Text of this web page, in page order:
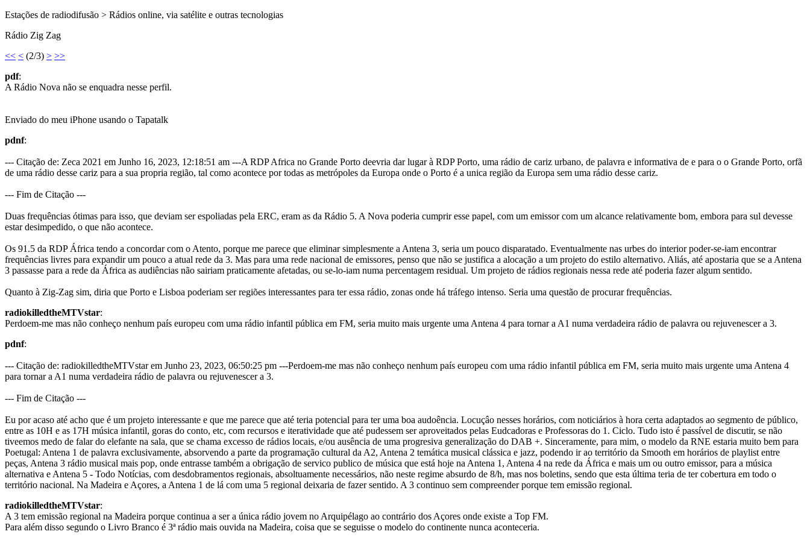
Estações de radiodifusão > Rádios online, via satélite e outras tecnologias
Rádio Zig Zag
<< < (2/3) > >>
pdf:
A Rádio Nova não se enquadra nesse perfil.
Enviado do meu iPhone usando o Tapatalk
pdnf:
--- Citação de: Zeca 2021 em Junho 16, 2023, 12:18:51 am ---A RDP Africa no Grande Porto deevria dar lugar à RDP Porto, uma rádio de cariz urbano, de palavra e informativa de e para o o Grande Porto, orfã
de uma rádio desse cariz para a sua propria região, tal como acontece por todas as metrópoles da Europa onde o Porto é a unica região da Europa sem uma rádio desse cariz.
--- Fim de Citação ---
Duas frequências ótimas para isso, que deviam ser espoliadas pela ERC, eram as da Rádio 5. A Nova poderia cumprir esse papel, com um emissor com um alcance relativamente bom, embora para sul devesse
estar desimpedido, o que não acontece.
Os 91.5 da RDP África tendo a concordar com o Atento, porque me parece que eliminar simplesmente a Antena 3, seria um pouco disparatado. Eventualmente nas urbes do interior poder-se-iam encontrar
frequências livres para expandir um pouco a atual rede da 3. Mas para uma rede nacional de emissores, penso que não se justifica a alocação a um projeto do estilo alternativo. Aliás, até apostaria que se a Antena
3 passasse para a rede da África as audiências não sairiam praticamente afetadas, ou se-lo-iam numa percentagem residual. Um projeto de rádios regionais nessa rede até poderia fazer algum sentido.
Quanto à Zig-Zag sim, diria que Porto e Lisboa poderiam ser regiões interessantes para ter essa rádio, zonas onde há tráfego intenso. Seria uma questão de procurar frequências.
radiokilledtheMTVstar:
Perdoem-me mas não conheço nenhum país europeu com uma rádio infantil pública em FM, seria muito mais urgente uma Antena 4 para tornar a A1 numa verdadeira rádio de palavra ou rejuvenescer a 3.
pdnf:
--- Citação de: radiokilledtheMTVstar em Junho 23, 2023, 06:50:25 pm ---Perdoem-me mas não conheço nenhum país europeu com uma rádio infantil pública em FM, seria muito mais urgente uma Antena 4
para tornar a A1 numa verdadeira rádio de palavra ou rejuvenescer a 3.
--- Fim de Citação ---
Eu por acaso até acho que é um projeto interessante e que me parece que até teria potencial para ter uma boa audoência. Locuçâo nesses horários, com noticiários à hora certa adaptados ao segmento de público,
entre as 10H e as 17H música infantil, goras do conto, etc, com recursos e iteratividade que até pudessem ser aproveitados pelas Eudcadoras e Professoras do 1. Ciclo. Tudo isto é passível de discutir, se não
tiveemos medo de falar do elefante na sala, que se chama excesso de rádios locais, e/ou ausência de uma progresiva generalização do DAB +. Sinceramente, para mim, o modelo da RNE estaria muito bem para
Poetugal: Antena 1 de palavra exclusivamente, absorvendo a parte da programação cultural da A2, Antena 2 temática musical clássica e jazz, podendo ir ao território da Smooth em horários de playlist entre
peças, Antena 3 rádio musical mais pop, onde entrasse também a obrigação de servico publico de música que está hoje na Antena 1, Antena 4 na rede da África e mais um ou outro emissor, para a música
alternativa e Antena 5 - Todo Notícias, com desdobramentos regionais, absoltuamente necessários, não neste regime absurdo de 8/h, mas nos boletins, sendo que esta última teria de ter cobertura em todo o
território nacional. Na Madeira e Açores, a Antena 1 de lá com uma 5 regional deixaria de fazer sentido. A 3 continuo sem compreender porque tem emissão regional.
radiokilledtheMTVstar:
A 3 tem emissão regional na Madeira porque continua a ser a única rádio jovem no Arquipélago ao contrário dos Açores onde existe a Top FM.
Para além disso segundo o Livro Branco é 3ª rádio mais ouvida na Madeira, coisa que se seguisse o modelo do continente nunca aconteceria.